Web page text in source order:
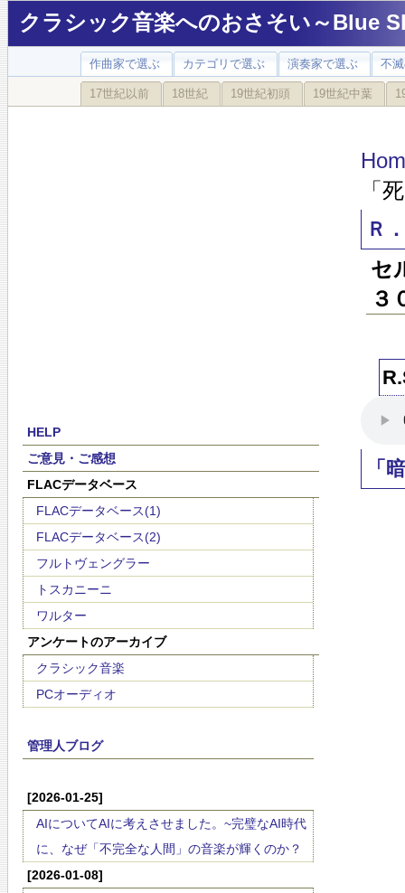
クラシック音楽へのおさそい～Blue
作曲家で選ぶ カテゴリで選ぶ 演奏家で選ぶ 不
17世紀以前 18世紀 19世紀初頭 19世紀中葉
HELP
ご意見・ご感想
FLACデータベース
FLACデータベース(1)
FLACデータベース(2)
フルトヴェングラー
トスカニーニ
ワルター
アンケートのアーカイブ
クラシック音楽
PCオーディオ
管理人ブログ
[2026-01-25]
AIについてAIに考えさせました。~完璧なAI時代
に、なぜ「不完全な人間」の音楽が輝くのか？
[2026-01-08]
「
Ｒ
セ
３
「